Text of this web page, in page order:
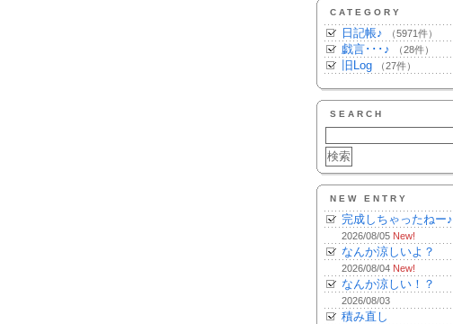
CATEGORY
日記帳♪ （5971件）
戯言･･･♪ （28件）
旧Log （27件）
SEARCH
NEW ENTRY
完成しちゃったねー♪
2026/08/05 New!
なんか涼しいよ？
2026/08/04 New!
なんか涼しい！？
2026/08/03
積み直し